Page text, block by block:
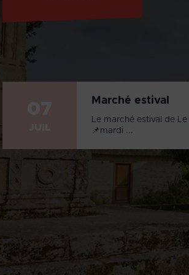
Marché estival
Le marché estival de
📌mardi ...